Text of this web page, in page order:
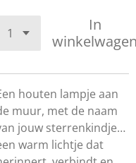
In
houten lampje aan
muur, met de naam
jouw sterrenkindje…
warm lichtje dat